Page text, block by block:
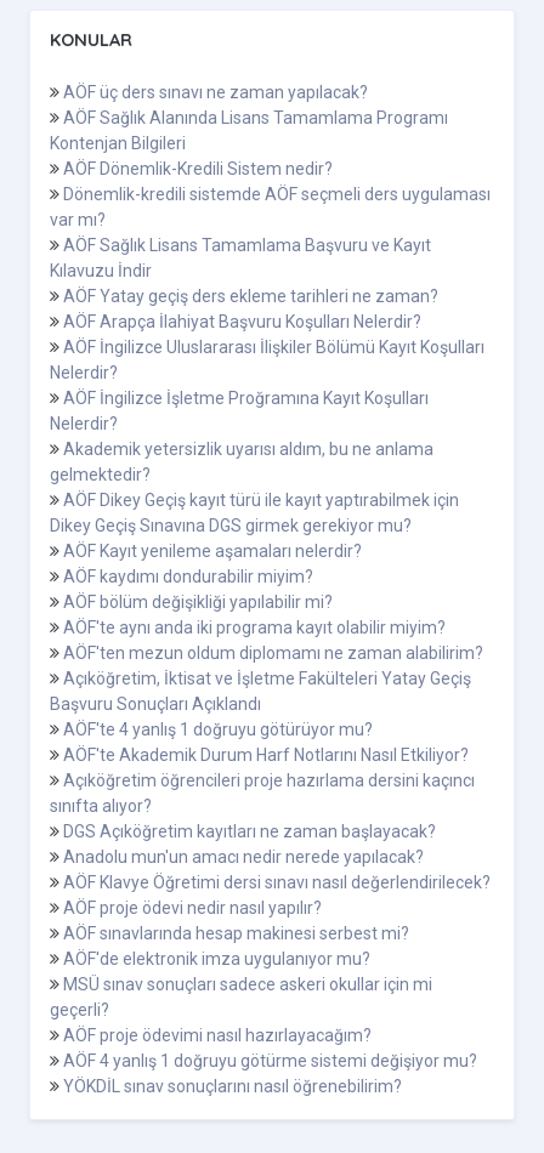
KONULAR
AÖF üç ders sınavı ne zaman yapılacak?
AÖF Sağlık Alanında Lisans Tamamlama Programı
Kontenjan Bilgileri
AÖF Dönemlik-Kredili Sistem nedir?
Dönemlik-kredili sistemde AÖF seçmeli ders uygulaması
var mı?
AÖF Sağlık Lisans Tamamlama Başvuru ve Kayıt
Kılavuzu İndir
AÖF Yatay geçiş ders ekleme tarihleri ne zaman?
AÖF Arapça İlahiyat Başvuru Koşulları Nelerdir?
AÖF İngilizce Uluslararası İlişkiler Bölümü Kayıt Koşulları
Nelerdir?
AÖF İngilizce İşletme Proğramına Kayıt Koşulları
Nelerdir?
Akademik yetersizlik uyarısı aldım, bu ne anlama
gelmektedir?
AÖF Dikey Geçiş kayıt türü ile kayıt yaptırabilmek için
Dikey Geçiş Sınavına DGS girmek gerekiyor mu?
AÖF Kayıt yenileme aşamaları nelerdir?
AÖF kaydımı dondurabilir miyim?
AÖF bölüm değişikliği yapılabilir mi?
AÖF'te aynı anda iki programa kayıt olabilir miyim?
AÖF'ten mezun oldum diplomamı ne zaman alabilirim?
Açıköğretim, İktisat ve İşletme Fakülteleri Yatay Geçiş
Başvuru Sonuçları Açıklandı
AÖF'te 4 yanlış 1 doğruyu götürüyor mu?
AÖF'te Akademik Durum Harf Notlarını Nasıl Etkiliyor?
Açıköğretim öğrencileri proje hazırlama dersini kaçıncı
sınıfta alıyor?
DGS Açıköğretim kayıtları ne zaman başlayacak?
Anadolu mun'un amacı nedir nerede yapılacak?
AÖF Klavye Öğretimi dersi sınavı nasıl değerlendirilecek?
AÖF proje ödevi nedir nasıl yapılır?
AÖF sınavlarında hesap makinesi serbest mi?
AÖF'de elektronik imza uygulanıyor mu?
MSÜ sınav sonuçları sadece askeri okullar için mi
geçerli?
AÖF proje ödevimi nasıl hazırlayacağım?
AÖF 4 yanlış 1 doğruyu götürme sistemi değişiyor mu?
YÖKDİL sınav sonuçlarını nasıl öğrenebilirim?